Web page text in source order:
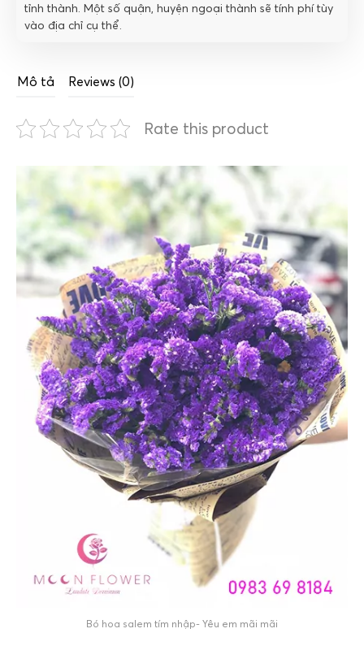
tỉnh thành. Một số quận, huyện ngoại thành sẽ tính phí tùy
vào địa chỉ cụ thể.
Mô tả Reviews (0)
Rate this product
Bó hoa salem tím nhập- Yêu em mãi mãi